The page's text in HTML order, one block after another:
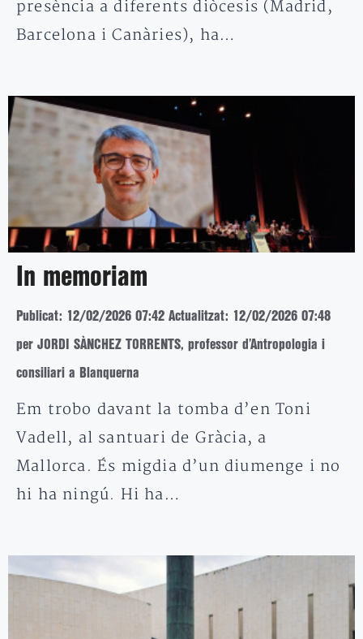
presència a diferents diòcesis (Madrid,
Barcelona i Canàries), ha…
In memoriam
Publicat: 12/02/2026 07:42 Actualitzat: 12/02/2026 07:48
per JORDI SÀNCHEZ TORRENTS, professor d’Antropologia i
consiliari a Blanquerna
Em trobo davant la tomba d’en Toni
Vadell, al santuari de Gràcia, a
Mallorca. És migdia d’un diumenge i no
hi ha ningú. Hi ha…